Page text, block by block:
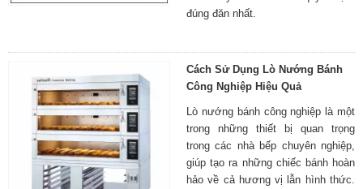
đúng đăn nhất.
Cách Sử Dụng Lò Nướng Bánh
Công Nghiệp Hiệu Quả
Lò nướng bánh công nghiệp là một
trong những thiết bị quan trọng
trong các nhà bếp chuyên nghiệp,
giúp tạo ra những chiếc bánh hoàn
hảo về cả hương vị lẫn hình thức.